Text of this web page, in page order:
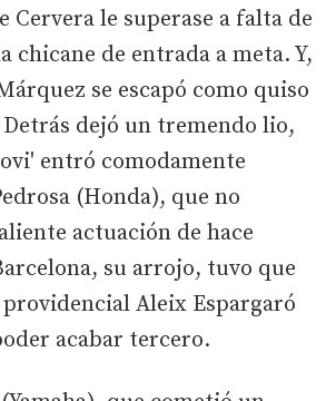
Cervera le superase a falta de
chicane de entrada a meta. Y,
se escapó como quiso
dejó un tremendo lio,
entró comodamente
(Honda), que no
actuación de hace
su arrojo, tuvo que
Aleix Espargaró
acabar tercero.